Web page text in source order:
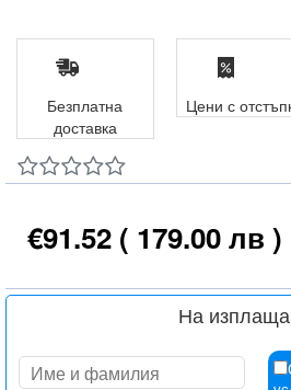
€91.52 ( 179.00 лв )
На
Безплатна
доставка
Цени с